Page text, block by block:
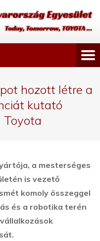
hozott létre a
kutató
a mesterséges
is vezető
komoly összeggel
és a robotika terén